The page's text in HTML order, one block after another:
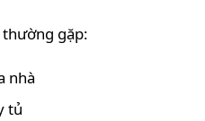
gặp:
nhà
tủ